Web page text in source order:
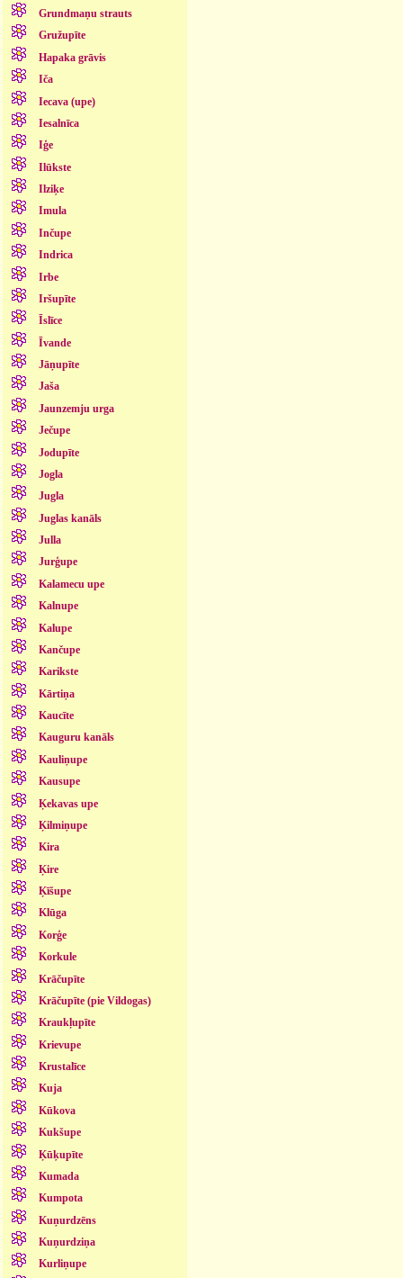
Grundmaņu strauts
Gružupīte
Hapaka grāvis
Iča
Iecava (upe)
Iesalnīca
Iģe
Ilūkste
Ilziķe
Imula
Inčupe
Indrica
Irbe
Iršupīte
Īslīce
Īvande
Jāņupīte
Jaša
Jaunzemju urga
Ječupe
Jodupīte
Jogla
Jugla
Juglas kanāls
Julla
Jurģupe
Kalamecu upe
Kalnupe
Kalupe
Kančupe
Karikste
Kārtiņa
Kaucīte
Kauguru kanāls
Kauliņupe
Kausupe
Ķekavas upe
Ķilmiņupe
Kira
Ķire
Ķīšupe
Klūga
Korģe
Korkule
Krāčupīte
Krāčupīte (pie Vildogas)
Kraukļupīte
Krievupe
Krustalīce
Kuja
Kūkova
Kukšupe
Ķūķupīte
Kumada
Kumpota
Kuņurdzēns
Kuņurdziņa
Kurliņupe